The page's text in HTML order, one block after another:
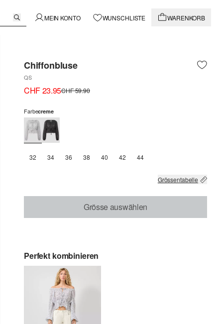
MEIN KONTO WUNSCHLISTE WARENKORB
Chiffonbluse
QS
CHF 23.95CHF 59.90
Farbecreme
32 34 36 38 40 42 44
Grössentabelle
Grösse auswählen
Perfekt kombinieren